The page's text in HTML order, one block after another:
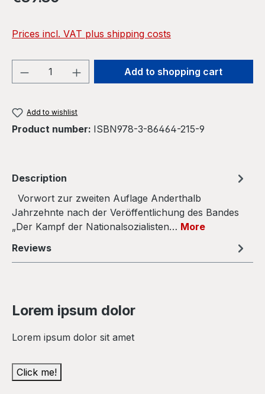
Prices incl. VAT plus shipping costs
Product Quantity: Enter the desired
Add to shopping cart
Add to wishlist
Product number: ISBN978-3-86464-215-9
Description
Vorwort zur zweiten Auflage Anderthalb
Jahrzehnte nach der Veröffentlichung des Bandes
„Der Kampf der Nationalsozialisten… More
Reviews
Lorem ipsum dolor
Lorem ipsum dolor sit amet
Click me!